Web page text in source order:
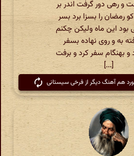
و رهی دور گرفت اندر بر
رمضان را بسزا برد بسر
بود این ماه ولیکن چکنم
به و روی نهاده بسفر
بهنگام سفر کرد و برفت
[...]